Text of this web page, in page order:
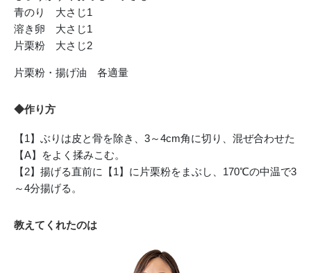
青のり 大さじ1
溶き卵 大さじ1
片栗粉 大さじ2
片栗粉・揚げ油 各適量
◆作り方
【1】ぶりは皮と骨を除き、3～4cm角に切り、混ぜ合わせた
【A】をよく揉みこむ。
【2】揚げる直前に【1】に片栗粉をまぶし、170℃の中温で3
～4分揚げる。
教えてくれたのは